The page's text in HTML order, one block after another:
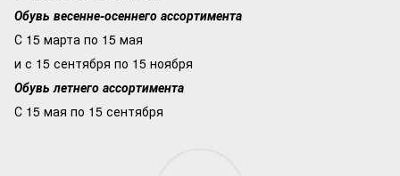
Обувь весенне-осеннего ассортимента
С 15 марта по 15 мая
и с 15 сентября по 15 ноября
Обувь летнего ассортимента
С 15 мая по 15 сентября